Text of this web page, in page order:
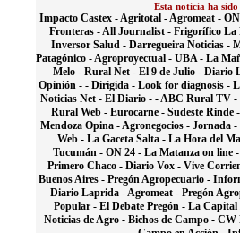
Esta noticia ha
Impacto Castex -Agritotal -Agromeat -
Fronteras -All Journalist - Frigorífico La
Inversor Salud - Darregueira Noticias -
Patagónico -Agroproyectual - UBA - La
Melo - Rural Net - El 9 de Julio - Diario
Opinión - - Dirigida - Look for diagnosis -
Noticias Net - El Diario - -ABC Rural TV -
Rural Web - Eurocarne - Sudeste Rinde
Mendoza Opina -Agronegocios - Jornada -
Web - La Gaceta Salta - La Hora del
Tucumán - ON 24 - La Matanza on line
Primero Chaco - Diario Vox - Vive
Buenos Aires - Pregón Agropecuario -
Diario Laprida -Agromeat - Pregón
Popular - El Debate Pregón - La
Noticias de Agro - Bichos de Campo - CW